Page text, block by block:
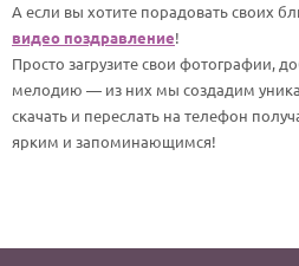
А если вы хотите порадовать своих
видео поздравление!
Просто загрузите свои фотографии,
мелодию — из них мы создадим
скачать и переслать на телефон
ярким и запоминающимся!